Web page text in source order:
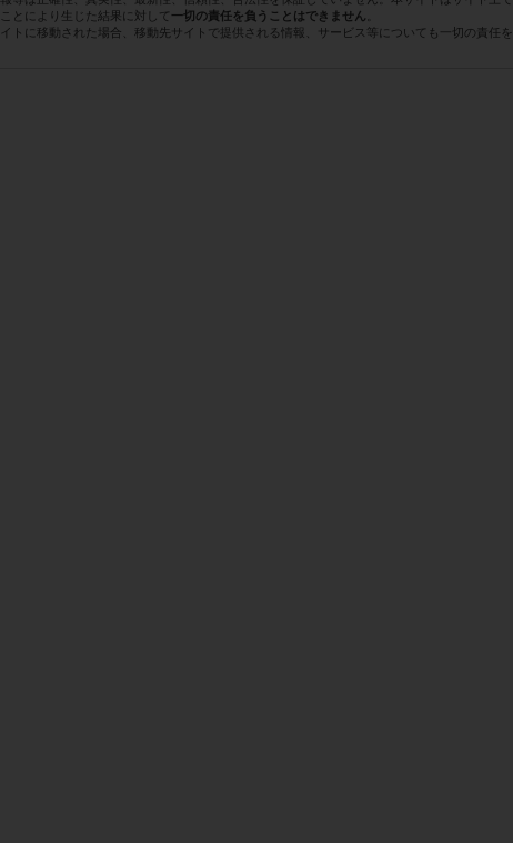
とにより生じた結果に対して 一切の責任を負うことはできません
トに移動された場合、移動先サイトで提供される情報、サービス等についても一切の責任を